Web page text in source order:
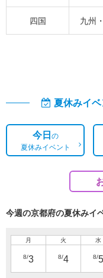
四国 九州
夏休みイ
今日の
夏休みイベント
今週の京都府の夏休みイ
月
8/3
火
8/4
水
8/5